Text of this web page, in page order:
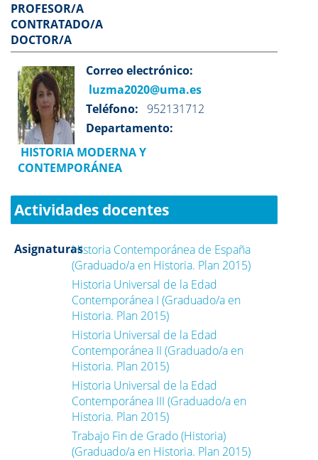
PROFESOR/A
CONTRATADO/A
DOCTOR/A
Correo electrónico:
luzma2020@uma.es
Teléfono: 952131712
Departamento:
HISTORIA MODERNA Y
CONTEMPORÁNEA
Actividades docentes
AsignaturasHistoria Contemporánea de España
(Graduado/a en Historia. Plan 2015)
Historia Universal de la Edad
Contemporánea I (Graduado/a en
Historia. Plan 2015)
Historia Universal de la Edad
Contemporánea II (Graduado/a en
Historia. Plan 2015)
Historia Universal de la Edad
Contemporánea III (Graduado/a en
Historia. Plan 2015)
Trabajo Fin de Grado (Historia)
(Graduado/a en Historia. Plan 2015)